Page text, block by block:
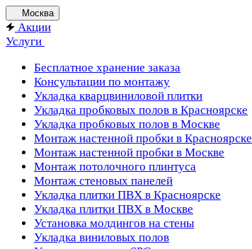
Москва
Акции
Услуги
Бесплатное хранение заказа
Консультации по монтажу
Укладка кварцвиниловой плитки
Укладка пробковых полов в Красноярске
Укладка пробковых полов в Москве
Монтаж настенной пробки в Красноярске
Монтаж настенной пробки в Москве
Монтаж потолочного плинтуса
Монтаж стеновых панелей
Укладка плитки ПВХ в Красноярске
Укладка плитки ПВХ в Москве
Установка молдингов на стены
Укладка виниловых полов